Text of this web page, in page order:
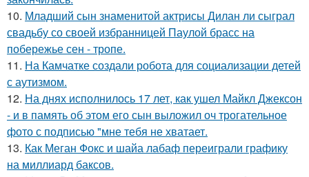
10. Младший сын знаменитой актрисы Дилан ли сыграл
свадьбу со своей избранницей Паулой брасс на
побережье сен - тропе.
11. На Камчатке создали робота для социализации детей
с аутизмом.
12. На днях исполнилось 17 лет, как ушел Майкл Джексон
- и в память об этом его сын выложил оч трогательное
фото с подписью "мне тебя не хватает.
13. Как Меган Фокс и шайа лабаф переиграли графику
на миллиард баксов.